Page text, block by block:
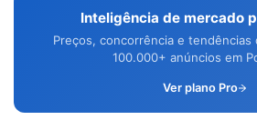
Inteligência de mercado
Preços, concorrência e
100.000+ anúncios em
Ver plano Pro